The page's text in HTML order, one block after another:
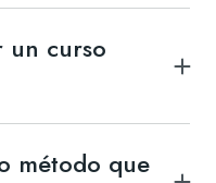
un curso
cuentan con meses
método que